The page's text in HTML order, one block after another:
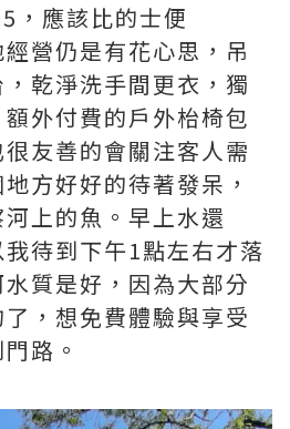
，應該比的士便
營仍是有花心思，吊
乾淨洗手間更衣，獨
外付費的戶外枱椅包
友善的會關注客人需
方好好的待著發呆，
上的魚。早上水還
待到下午1點左右才落
質是好，因為大部分
，想免費體驗與享受
路。